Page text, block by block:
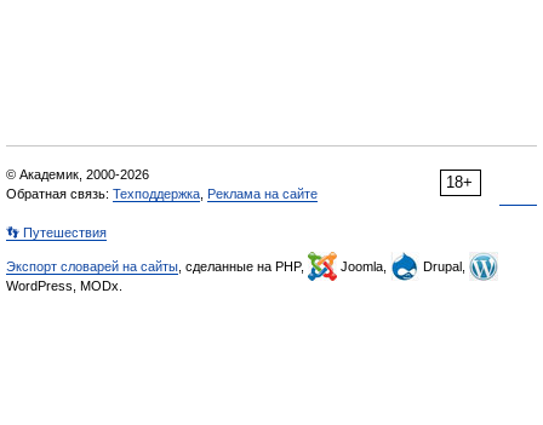
18+
© Академик, 2000-2026
Обратная связь: Техподдержка Реклама на сайте
👣 Путешествия
Экспорт словарей на сайты , сделанные на PHP, Joomla,
Drupal,
WordPress, MODx.